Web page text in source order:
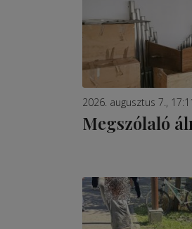
2026. augusztus 7.,
Megszólaló